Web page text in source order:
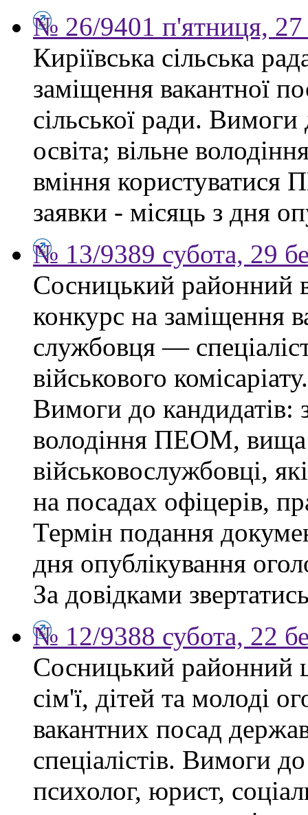
№ 26/9401 п'ятниця, 27
Киріївська сільська
заміщення вакантної
сільської ради.
освіта; вільне
вміння користуватися
заявки - місяць з дня
№ 13/9389 субота, 29
Сосницький районний
конкурс на заміщення
службовця —
військового комісаріату.
Вимоги до кандидатів:
володіння ПЕОМ, вища
військовослужбовці,
на посадах офіцерів,
Термін подання
дня опублікування
За довідками
№ 12/9388 субота, 22
Сосницький районний
сім'ї, дітей та молоді
вакантних посад
спеціалістів. Вимоги
психолог, юрист,